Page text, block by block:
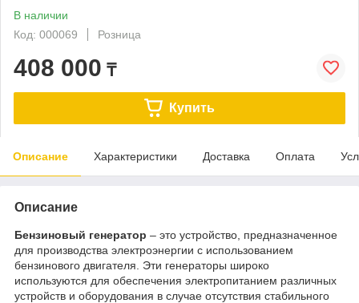
В наличии
Код: 000069
Розница
408 000 ₸
Купить
Описание Характеристики Доставка Оплата
Описание
Бензиновый генератор – это устройство, предназначенное
для производства электроэнергии с использованием
бензинового двигателя. Эти генераторы широко
используются для обеспечения электропитанием различных
устройств и оборудования в случае отсутствия стабильного